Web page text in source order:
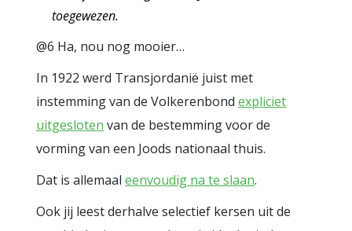
toegewezen.
@6 Ha, nou nog mooier…
In 1922 werd Transjordanië juist met
instemming van de Volkerenbond expliciet
uitgesloten van de bestemming voor de
vorming van een Joods nationaal thuis.
Dat is allemaal eenvoudig na te slaan.
Ook jij leest derhalve selectief kersen uit de